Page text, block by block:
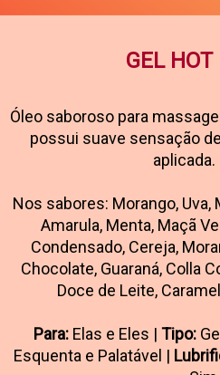
GEL HOT
Óleo saboroso para
possui suave sensação
aplicada.
Nos sabores: Morango,
Amarula, Menta, Maçã
Condensado, Cereja,
Chocolate, Guaraná, Colla
Doce de Leite,
Para:Elas e Eles | Tipo:
Esquenta e Palatável |